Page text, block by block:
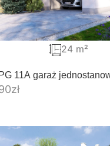
11A garaż
zł
24 m²